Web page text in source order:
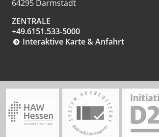
64295 Darmstadt
ZENTRALE
+49.6151.533-5000
Interaktive Karte & Anfahrt